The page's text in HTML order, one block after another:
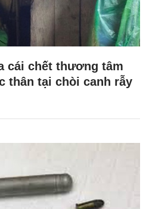
cái chết thương tâm
thân tại chòi canh rẫy